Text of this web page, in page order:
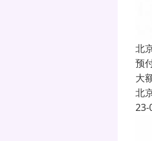
北
预
大
北
23-